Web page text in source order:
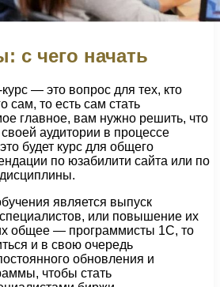
с чего начать
— это вопрос для тех, кто
сам, то есть сам стать
главное, вам нужно решить, что
аудитории в процессе
будет курс для общего
по юзабилити сайта или по
является выпуск
или повышение их
общее — программисты 1С, то
и в свою очередь
обновления и
чтобы стать